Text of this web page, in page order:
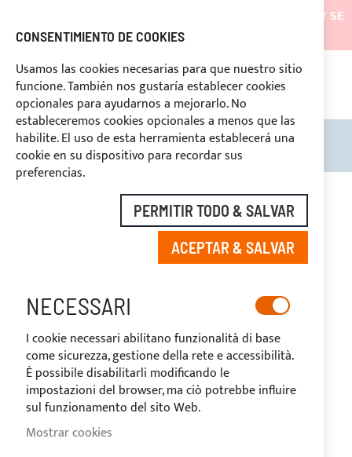
LOS ENVÍOS ESTARÁN SUSPENDIDOS DESDE EL 05/08/26 Y SE
REANUDARÁN EL 27/08/26
DESCUENTOS RESERVADOS A LOS OPERADORES DEL
SECTOR
PAGO PERSONALIZADO
Search
Saltar
imágenes
CONSENTIMIENTO DE COOKIES
Usamos las cookies necesarias para que nuestro sitio
funcione. También nos gustaría establecer cookies
opcionales para ayudarnos a mejorarlo. No
estableceremos cookies opcionales a menos que las
habilite. El uso de esta herramienta establecerá una
cookie en su dispositivo para recordar sus
preferencias.
PERMITIR TODO & SALVAR
ACEPTAR & SALVAR
NECESSARI
I cookie necessari abilitano funzionalità di base
come sicurezza, gestione della rete e accessibilità.
È possibile disabilitarli modificando le
impostazioni del browser, ma ciò potrebbe influire
sul funzionamento del sito Web.
Mostrar cookies